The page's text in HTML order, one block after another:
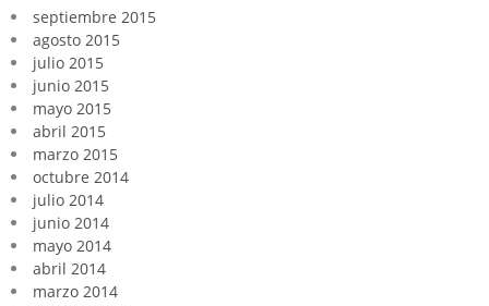
septiembre 2015
agosto 2015
julio 2015
junio 2015
mayo 2015
abril 2015
marzo 2015
octubre 2014
julio 2014
junio 2014
mayo 2014
abril 2014
marzo 2014